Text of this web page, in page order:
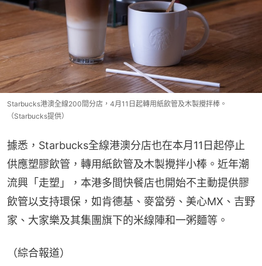
Starbucks港澳全線200間分店，4月11日起轉用紙飲管及木製攪拌棒。
（Starbucks提供）
據悉，Starbucks全線港澳分店也在本月11日起停止
供應塑膠飲管，轉用紙飲管及木製攪拌小棒。近年潮
流興「走塑」，本港多間快餐店也開始不主動提供膠
飲管以支持環保，如肯德基、麥當勞、美心MX、吉野
家、大家樂及其集團旗下的米線陣和一粥麵等。
（綜合報道）